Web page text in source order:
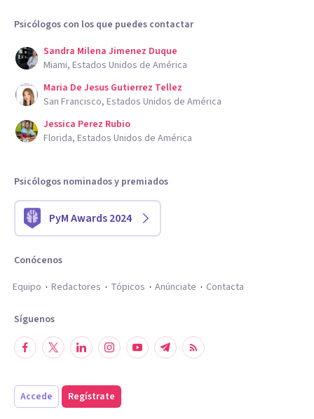
Psicólogos con los que puedes contactar
Sandra Milena Jimenez Duque
Miami, Estados Unidos de América
Maria De Jesus Gutierrez Tellez
San Francisco, Estados Unidos de América
Jessica Perez Rubio
Florida, Estados Unidos de América
Psicólogos nominados y premiados
PyM Awards 2024
Conócenos
Equipo
Redactores Tópicos Anúnciate Contacta
Síguenos
Accede Regístrate